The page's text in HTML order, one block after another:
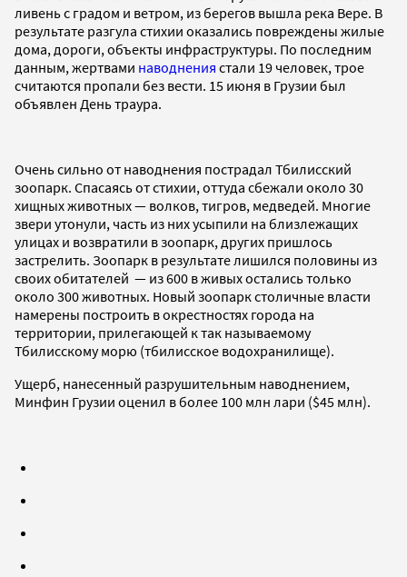
ливень с градом и ветром, из берегов вышла река Вере. В
результате разгула стихии оказались повреждены жилые
дома, дороги, объекты инфраструктуры. По последним
данным, жертвами наводнения стали 19 человек, трое
считаются пропали без вести. 15 июня в Грузии был
объявлен День траура.
Очень сильно от наводнения пострадал Тбилисский
зоопарк. Спасаясь от стихии, оттуда сбежали около 30
хищных животных — волков, тигров, медведей. Многие
звери утонули, часть из них усыпили на близлежащих
улицах и возвратили в зоопарк, других пришлось
застрелить. Зоопарк в результате лишился половины из
своих обитателей — из 600 в живых остались только
около 300 животных. Новый зоопарк столичные власти
намерены построить в окрестностях города на
территории, прилегающей к так называемому
Тбилисскому морю (тбилисское водохранилище).
Ущерб, нанесенный разрушительным наводнением,
Минфин Грузии оценил в более 100 млн лари ($45 млн).